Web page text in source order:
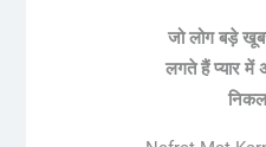
जो लोग बड़े
लगते हैं प्यार में